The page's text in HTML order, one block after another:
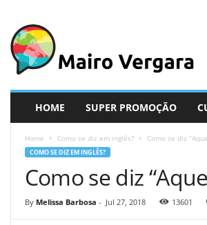
i
r
HOME SUPER PROMOÇÃO
Home Como se diz em inglês? Como se diz
COMO SE DIZ EM INGLÊS?
Como se diz
By Melissa Barbosa - Jul 27, 2018 13601